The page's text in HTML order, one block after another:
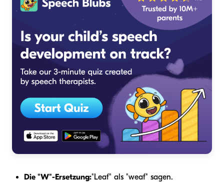
Die "W"-Ersetzung:"Leaf" als "weaf" sagen.